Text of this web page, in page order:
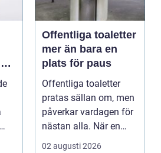
Offentliga toaletter
mer än bara en
plats för paus
Offentliga toaletter
pratas sällan om, men
påverkar vardagen för
nästan alla. När en
stad, park elle...
02 augusti 2026